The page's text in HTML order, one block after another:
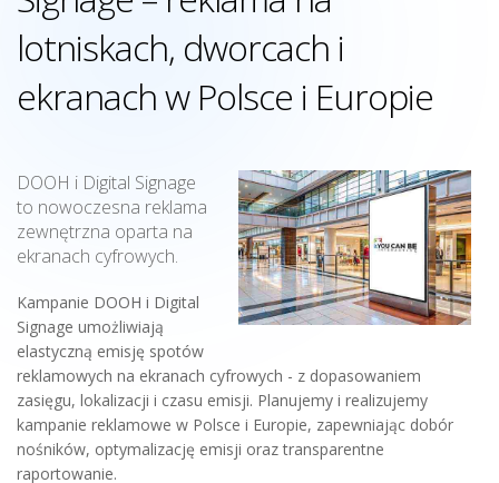
lotniskach, dworcach i
ekranach w Polsce i Europie
DOOH i Digital Signage
to nowoczesna reklama
zewnętrzna oparta na
ekranach cyfrowych.
Kampanie DOOH i Digital
Signage umożliwiają
elastyczną emisję spotów
reklamowych na ekranach cyfrowych - z dopasowaniem
zasięgu, lokalizacji i czasu emisji. Planujemy i realizujemy
kampanie reklamowe w Polsce i Europie, zapewniając dobór
nośników, optymalizację emisji oraz transparentne
raportowanie.